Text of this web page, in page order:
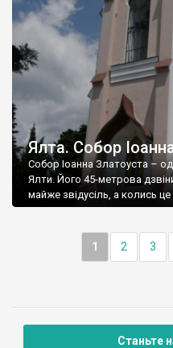
Ялта. Собор
Собор Іоанна Златоуста –
Ялти. Його 45-метрова
майже звідусіль, а колись
1 2 3
Станьте